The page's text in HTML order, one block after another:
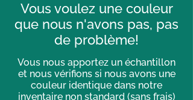
Vous voulez une couleur
que nous n'avons pas, pas
de problème!
Vous nous apportez un échantillon
et nous vérifions si nous avons une
couleur identique dans notre
inventaire non standard (sans frais)